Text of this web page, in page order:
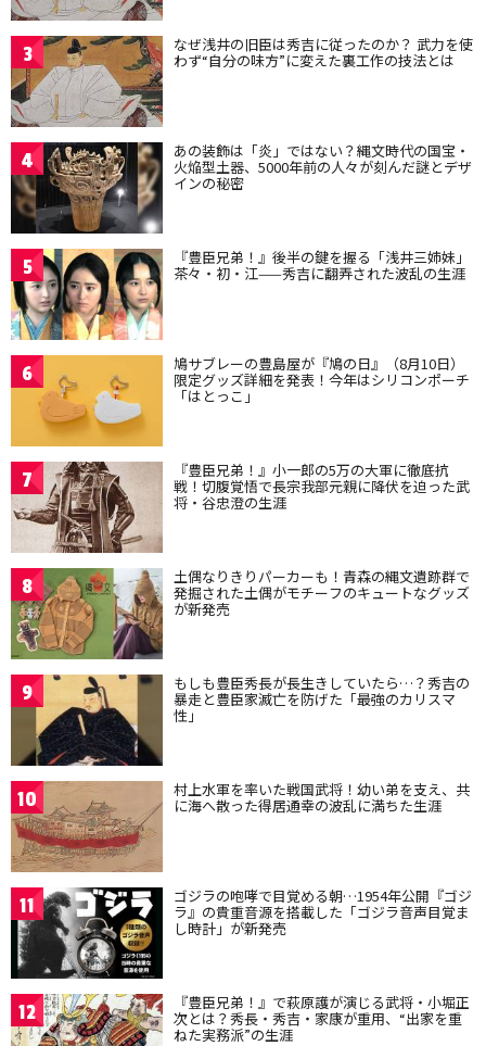
3 なぜ浅井の旧臣は秀吉に従ったのか？ 武力を使
わず“自分の味方”に変えた裏工作の技法とは
4 あの装飾は「炎」ではない？縄文時代の国宝・
火焔型土器、5000年前の人々が刻んだ謎とデザ
インの秘密
5 『豊臣兄弟！』後半の鍵を握る「浅井三姉妹」
茶々・初・江——秀吉に翻弄された波乱の生涯
6 鳩サブレーの豊島屋が『鳩の日』（8月10日）
限定グッズ詳細を発表！今年はシリコンポーチ
「はとっこ」
7 『豊臣兄弟！』小一郎の5万の大軍に徹底抗
戦！切腹覚悟で長宗我部元親に降伏を迫った武
将・谷忠澄の生涯
8 土偶なりきりパーカーも！青森の縄文遺跡群で
発掘された土偶がモチーフのキュートなグッズ
が新発売
9 もしも豊臣秀長が長生きしていたら…？秀吉の
暴走と豊臣家滅亡を防げた「最強のカリスマ
性」
10 村上水軍を率いた戦国武将！幼い弟を支え、共
に海へ散った得居通幸の波乱に満ちた生涯
11 ゴジラの咆哮で目覚める朝…1954年公開『ゴジ
ラ』の貴重音源を搭載した「ゴジラ音声目覚ま
し時計」が新発売
12 『豊臣兄弟！』で萩原護が演じる武将・小堀正
次とは？秀長・秀吉・家康が重用、“出家を重
ねた実務派”の生涯